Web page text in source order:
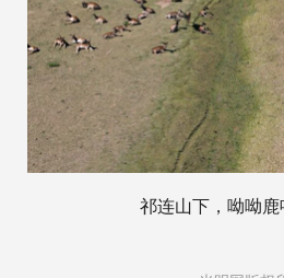
祁连山下，呦呦鹿